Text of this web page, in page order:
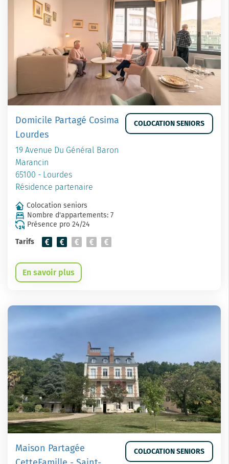
Domicile Partagé Cosima
Lourdes
19 Avenue Du Général Baron
Marancin
65100 - Lourdes
Résidence partenaire
COLOCATION SENIORS
Colocation seniors
Nombre d'appartements: 7
Présence pro 24/24
Tarifs
En savoir plus
Maison Partagée
COLOCATION SENIORS